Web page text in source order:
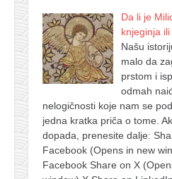
Da li je
knjeginja
Našu
malo da
prstom i
odmah
nelogičnosti koje nam se
jedna kratka priča o tome.
dopada, prenesite dalje:
Facebook (Opens in new
Facebook Share on X